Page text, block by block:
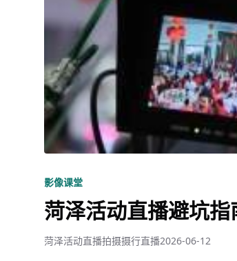
影像课堂
菏泽活动直播避坑
菏泽活动直播拍摄摄行直播2026-06-12